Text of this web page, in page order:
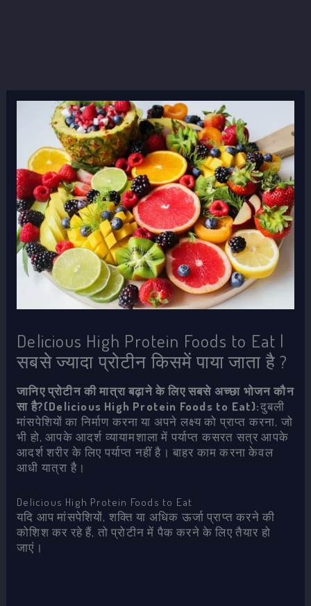
Delicious High Protein Foods to Eat |
सबसे ज्यादा प्रोटीन किसमें पाया जाता है ?
जानिए प्रोटीन की मात्रा बढ़ाने के लिए सबसे अच्छा भोजन कौन
सा है?(Delicious High Protein Foods to Eat):दुबली
मांसपेशियों का निर्माण करना या अपने लक्ष्य को प्राप्त करना, जो
भी हो, आपके आदर्श व्यायामशाला में पर्याप्त कसरत सत्र आपके
आदर्श शरीर के लिए पर्याप्त नहीं है। बाहर काम करना केवल
आधी यात्रा है।
Delicious High Protein Foods to Eat
यदि आप मांसपेशियों, शक्ति या अधिक ऊर्जा प्राप्त करने की
कोशिश कर रहे हैं, तो प्रोटीन में पैक करने के लिए तैयार हो
जाएं।